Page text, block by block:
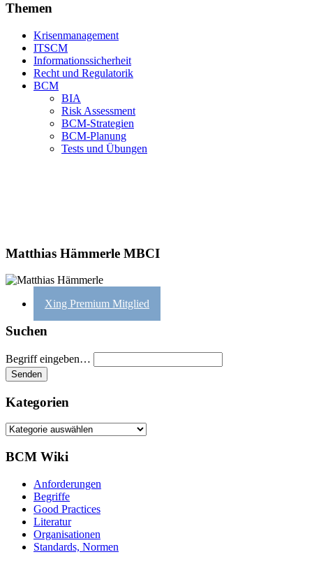
Themen
Krisenmanagement
ITSCM
Informationssicherheit
Recht und Regulatorik
BCM
BIA
Risk Assessment
BCM-Strategien
BCM-Planung
Tests und Übungen
Matthias Hämmerle MBCI
Xing Premium Mitglied
Suchen
Begriff eingeben…
Kategorien
Kategorien
BCM Wiki
Anforderungen
Begriffe
Good Practices
Literatur
Organisationen
Standards, Normen